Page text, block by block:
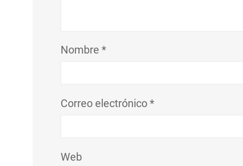
Nombre*
Correo electrónico*
Web